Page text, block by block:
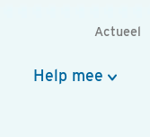
Actueel
Help mee